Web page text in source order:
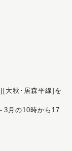
大秋･居森平線]を
3月の10時から17